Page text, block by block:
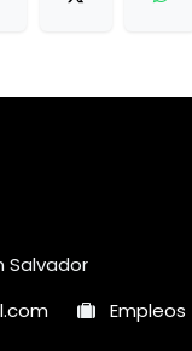
Salvador
Empleos